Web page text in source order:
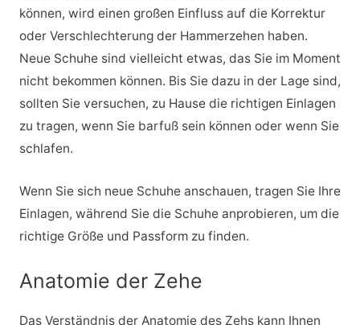
können, wird einen großen Einfluss auf die Korrektur
oder Verschlechterung der Hammerzehen haben.
Neue Schuhe sind vielleicht etwas, das Sie im Moment
nicht bekommen können. Bis Sie dazu in der Lage sind,
sollten Sie versuchen, zu Hause die richtigen Einlagen
zu tragen, wenn Sie barfuß sein können oder wenn Sie
schlafen.
Wenn Sie sich neue Schuhe anschauen, tragen Sie Ihre
Einlagen, während Sie die Schuhe anprobieren, um die
richtige Größe und Passform zu finden.
Anatomie der Zehe
Das Verständnis der Anatomie des Zehs kann Ihnen